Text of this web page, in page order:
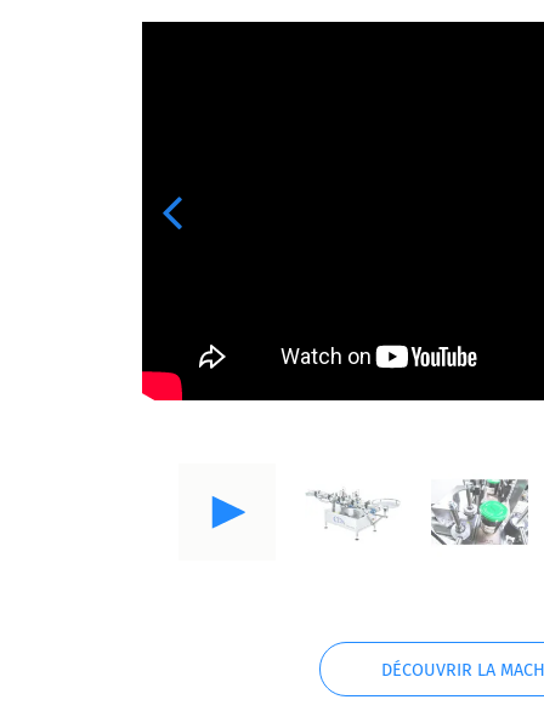
Previous
DÉCOUVRIR LA